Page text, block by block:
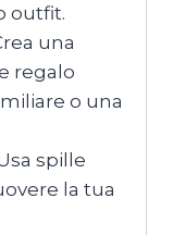
outfit.
una
regalo
o una
spille
la tua